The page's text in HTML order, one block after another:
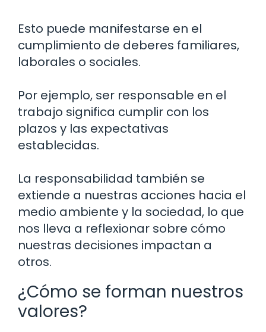
Esto puede manifestarse en el
cumplimiento de deberes familiares,
laborales o sociales.
Por ejemplo, ser responsable en el
trabajo significa cumplir con los
plazos y las expectativas
establecidas.
La responsabilidad también se
extiende a nuestras acciones hacia el
medio ambiente y la sociedad, lo que
nos lleva a reflexionar sobre cómo
nuestras decisiones impactan a
otros.
¿Cómo se forman nuestros
valores?